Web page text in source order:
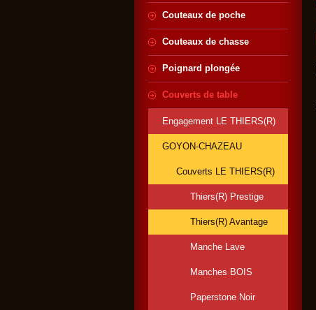
Couteaux de poche
Couteaux de chasse
Poignard plongée
Couverts de table
Engagement LE THIERS(R)
GOYON-CHAZEAU
Couverts LE THIERS(R)
Thiers(R) Prestige
Thiers(R) Avantage
Manche Lave
Manches BOIS
Paperstone Noir